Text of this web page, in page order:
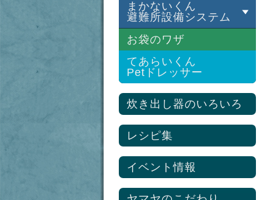
30型鍋
プロ調理用具セット
熱交換器
50型鍋
プロ調理用具セット
熱交換器
LPGバーナーセット
灯油バーナーセット
85型平鍋
ステンレス蓋
85ℓ大ざる/二段式ボイル
長把手ステンレスざる
プロ調理用具セット
熱交換器
基本セット
LPGバーナーセット
灯油バーナーセット
まかないくん
避難所設備システム
避難所設備システム
水道ポンプ
シャワールーム
ヘッダー・ペアパイプ
足元暖房システム
石油給湯ボイラー
お袋のワザ
てあらいくん
Petドレッサー
炊き出し器のいろいろ
レシピ集
イベント情報